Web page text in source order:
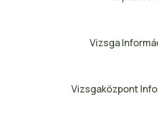
Vizsga
Vizsgaközpont